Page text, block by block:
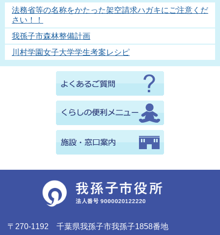
法務省等の名称をかたった架空請求ハガキにご注意くだ
さい！！
我孫子市森林整備計画
川村学園女子大学学生考案レシピ
〒270-1192 千葉県我孫子市我孫子1858番地